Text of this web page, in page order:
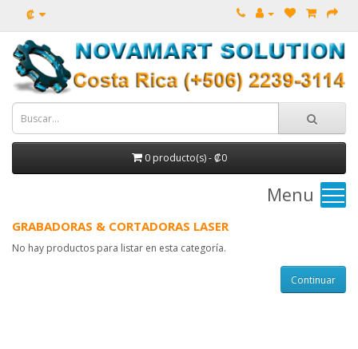
₡
0 producto(s) - ₡0
Menu
GRABADORAS & CORTADORAS LASER
No hay productos para listar en esta categoría.
Continuar